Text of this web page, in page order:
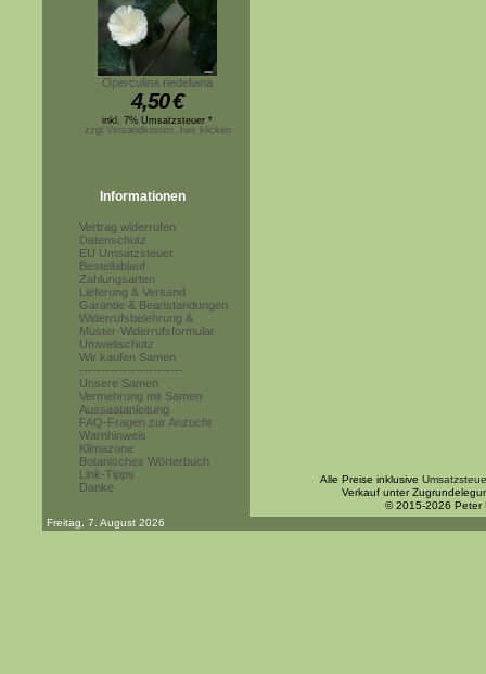
Operculina riedeliana
4,50€
inkl. 7% Umsatzsteuer *
zzgl.Versandkosten, hier klicken
Informationen
Vertrag widerrufen
Datenschutz
EU Umsatzsteuer
Bestellablauf
Zahlungsarten
Lieferung & Versand
Garantie & Beanstandungen
Widerrufsbelehrung &
Muster-Widerrufsformular
Umweltschutz
Wir kaufen Samen
------------------------
Unsere Samen
Vermehrung mit Samen
Aussaatanleitung
FAQ-Fragen zur Anzucht
Warnhinweis
Klimazone
Botanisches Wörterbuch
Link-Tipps
Danke
Alle Preise inklusive
Verkauf unter
© 2015-2026 Peter
Freitag, 7. August 2026